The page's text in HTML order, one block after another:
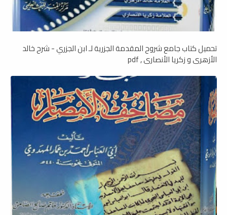
تحميل كتاب جامع شروح المقدمة الجزرية لـ ابن الجزري - شرح خالد
الأزهري و زكريا الأنصاري , pdf